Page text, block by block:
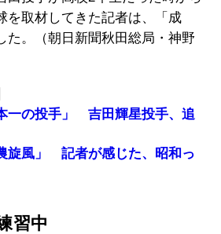
を取材してきた記者は、「成
た。（朝日新聞秋田総局・神野
一の投手」 吉田輝星投手、追
旋風」 記者が感じた、昭和っ
習中